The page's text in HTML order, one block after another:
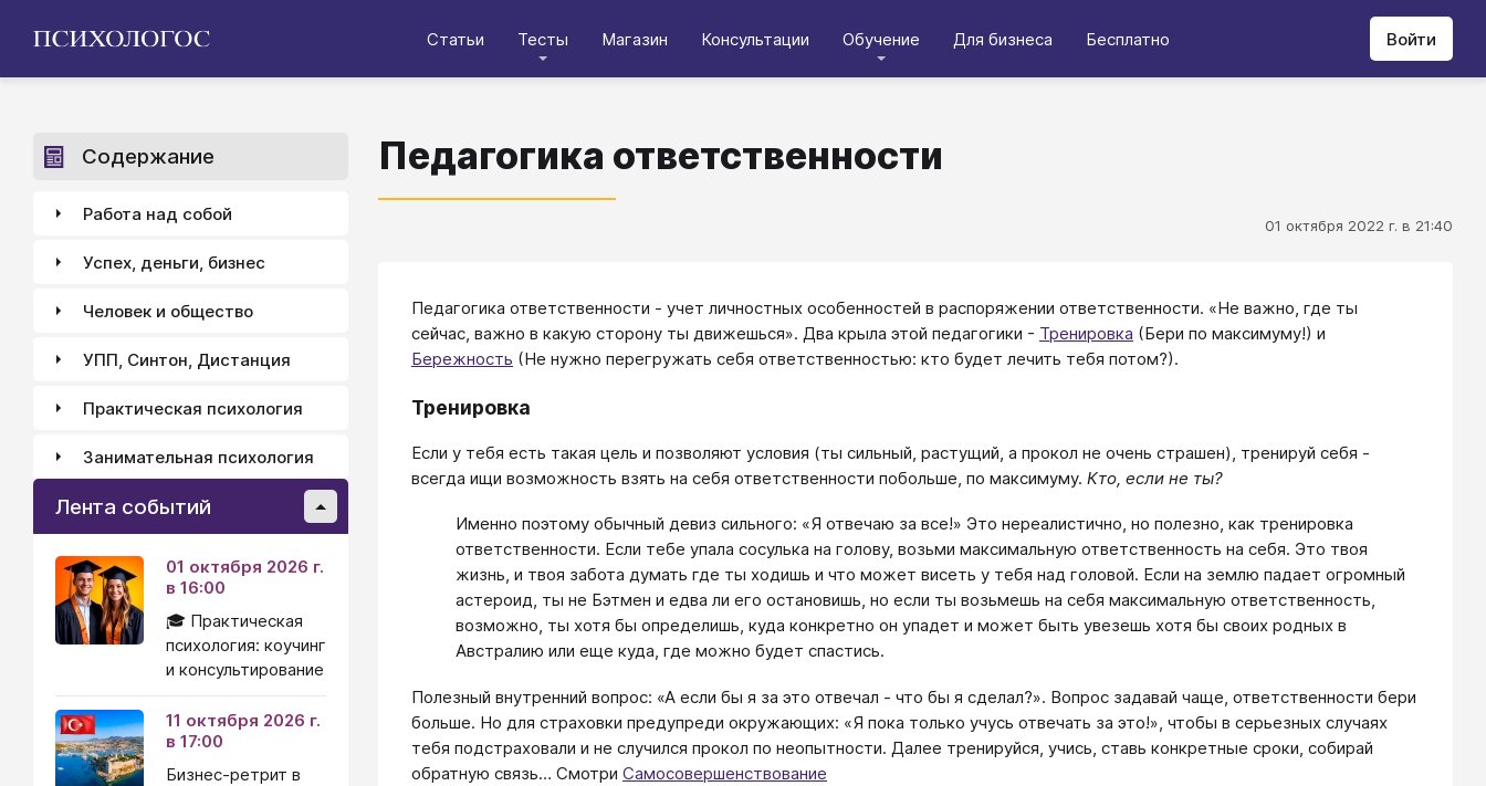
Статьи Тесты Магазин Консультации Обучение Для бизнеса Бесплатно Войти
Педагогика ответственности
01 октября 2022 г. в 21:40
Педагогика ответственности - учет личностных особенностей в распоряжении ответственности. «Не важно, где ты
сейчас, важно в какую сторону ты движешься». Два крыла этой педагогики - Тренировка (Бери по максимуму!) и
Бережность (Не нужно перегружать себя ответственностью: кто будет лечить тебя потом?).
Тренировка
Если у тебя есть такая цель и позволяют условия (ты сильный, растущий, а прокол не очень страшен), тренируй себя -
всегда ищи возможность взять на себя ответственности побольше, по максимуму. Кто, если не ты?
Именно поэтому обычный девиз сильного: «Я отвечаю за все!» Это нереалистично, но полезно, как тренировка
ответственности. Если тебе упала сосулька на голову, возьми максимальную ответственность на себя. Это твоя
жизнь, и твоя забота думать где ты ходишь и что может висеть у тебя над головой. Если на землю падает огромный
астероид, ты не Бэтмен и едва ли его остановишь, но если ты возьмешь на себя максимальную ответственность,
возможно, ты хотя бы определишь, куда конкретно он упадет и может быть увезешь хотя бы своих родных в
Австралию или еще куда, где можно будет спастись.
Полезный внутренний вопрос: «А если бы я за это отвечал - что бы я сделал?». Вопрос задавай чаще, ответственности бери
больше. Но для страховки предупреди окружающих: «Я пока только учусь отвечать за это!», чтобы в серьезных случаях
тебя подстраховали и не случился прокол по неопытности. Далее тренируйся, учись, ставь конкретные сроки, собирай
обратную связь… Смотри Самосовершенствование
Содержание
Работа над собой
Успех, деньги, бизнес
Человек и общество
УПП, Синтон, Дистанция
Практическая психология
Занимательная психология
Лента событий
01 октября 2026 г.
в 16:00
🎓 Практическая
психология: коучинг
и консультирование
11 октября 2026 г.
в 17:00
Бизнес-ретрит в